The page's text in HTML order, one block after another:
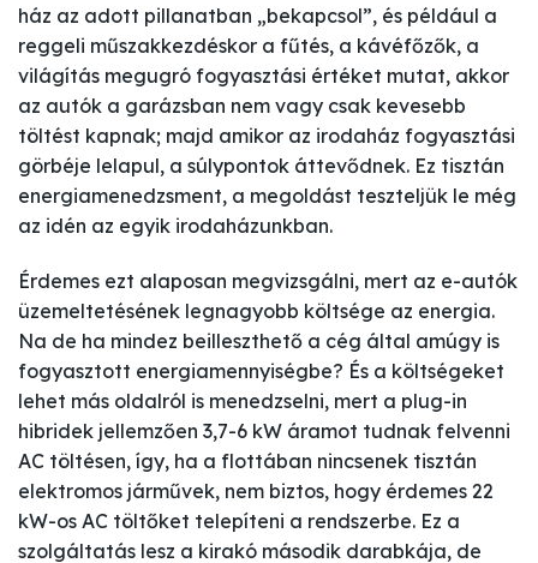
ház az adott pillanatban „bekapcsol”, és például a
reggeli műszakkezdéskor a fűtés, a kávéfőzők, a
világítás megugró fogyasztási értéket mutat, akkor
az autók a garázsban nem vagy csak kevesebb
töltést kapnak; majd amikor az irodaház fogyasztási
görbéje lelapul, a súlypontok áttevődnek. Ez tisztán
energiamenedzsment, a megoldást teszteljük le még
az idén az egyik irodaházunkban.
Érdemes ezt alaposan megvizsgálni, mert az e-autók
üzemeltetésének legnagyobb költsége az energia.
Na de ha mindez beilleszthető a cég által amúgy is
fogyasztott energiamennyiségbe? És a költségeket
lehet más oldalról is menedzselni, mert a plug-in
hibridek jellemzően 3,7-6 kW áramot tudnak felvenni
AC töltésen, így, ha a flottában nincsenek tisztán
elektromos járművek, nem biztos, hogy érdemes 22
kW-os AC töltőket telepíteni a rendszerbe. Ez a
szolgáltatás lesz a kirakó második darabkája, de